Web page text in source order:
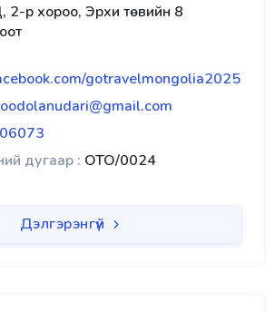
2-р хороо, Эрхи төвийн 8
gotravelmongolia2025
дугаар : OTO/0024
Дэлгэрэнгүй